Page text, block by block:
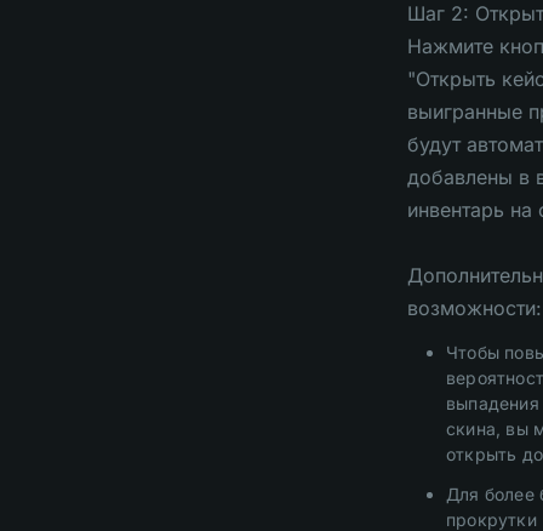
Шаг 2:
Нажмите
"Открыть
выигранные
будут
добавлены в
инвентарь на
возможности:
Чтобы
выпадения
скина, вы
открыть
Для более
прокрутки